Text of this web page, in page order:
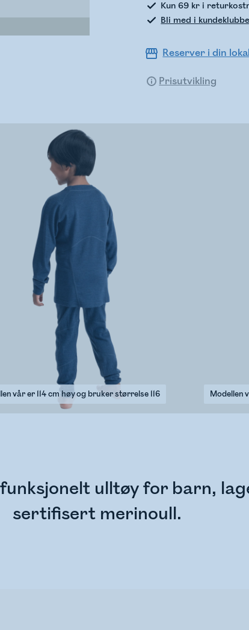
Kun 69 kr i
Bli med i
Reserver i din
Prisutvikling
vår er 114 cm høy og bruker størrelse 116 Modellen
ulltøy for barn,
sertifisert merinoull.